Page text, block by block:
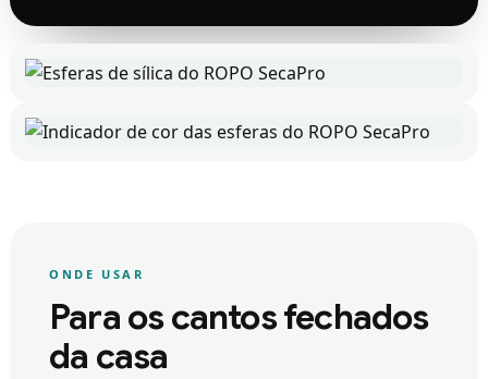
ONDE USAR
Para os cantos fechados
da casa